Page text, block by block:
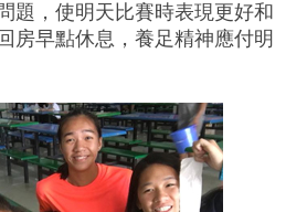
題，使明天比賽時表現更好和
房早點休息，養足精神應付明